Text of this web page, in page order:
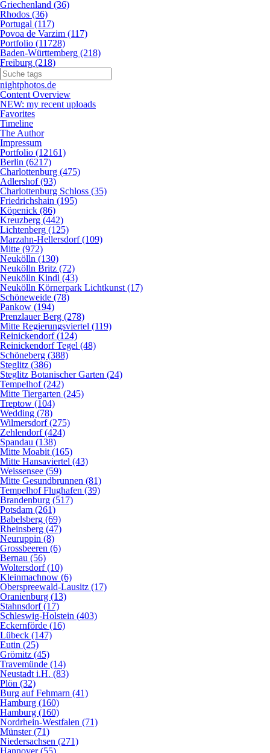
Griechenland (36)
Rhodos (36)
Portugal (117)
Povoa de Varzim (117)
Portfolio (11728)
Baden-Württemberg (218)
Freiburg (218)
nightphotos.de
Content Overview
NEW: my recent uploads
Favorites
Timeline
The Author
Impressum
Portfolio (12161)
Berlin (6217)
Charlottenburg (475)
Adlershof (93)
Charlottenburg Schloss (35)
Friedrichshain (195)
Köpenick (86)
Kreuzberg (442)
Lichtenberg (125)
Marzahn-Hellersdorf (109)
Mitte (972)
Neukölln (130)
Neukölln Britz (72)
Neukölln Kindl (43)
Neukölln Körnerpark Lichtkunst (17)
Schöneweide (78)
Pankow (194)
Prenzlauer Berg (278)
Mitte Regierungsviertel (119)
Reinickendorf (124)
Reinickendorf Tegel (48)
Schöneberg (388)
Steglitz (386)
Steglitz Botanischer Garten (24)
Tempelhof (242)
Mitte Tiergarten (245)
Treptow (104)
Wedding (78)
Wilmersdorf (275)
Zehlendorf (424)
Spandau (138)
Mitte Moabit (165)
Mitte Hansaviertel (43)
Weissensee (59)
Mitte Gesundbrunnen (81)
Tempelhof Flughafen (39)
Brandenburg (517)
Potsdam (261)
Babelsberg (69)
Rheinsberg (47)
Neuruppin (8)
Grossbeeren (6)
Bernau (56)
Woltersdorf (10)
Kleinmachnow (6)
Oberspreewald-Lausitz (17)
Oranienburg (13)
Stahnsdorf (17)
Schleswig-Holstein (403)
Eckernförde (16)
Lübeck (147)
Eutin (25)
Grömitz (45)
Travemünde (14)
Neustadt i.H. (83)
Plön (32)
Burg auf Fehmarn (41)
Hamburg (160)
Hamburg (160)
Nordrhein-Westfalen (71)
Münster (71)
Niedersachsen (271)
Hannover (55)